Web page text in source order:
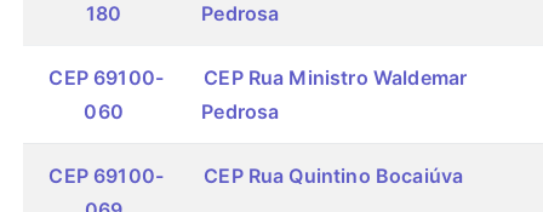
180
Pedrosa
CEP 69100-
060
CEP Rua Ministro Waldemar
Pedrosa
CEP 69100-
CEP Rua Quintino Bocaiúva